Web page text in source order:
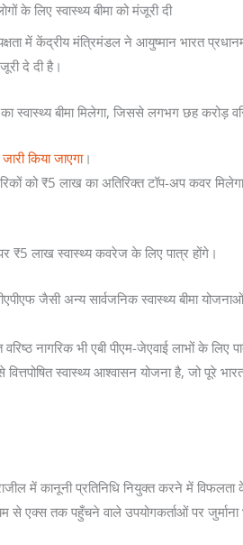
लिए स्वास्थ्य बीमा को मंजूरी दी
में केंद्रीय मंत्रिमंडल ने आयुष्मान भारत
दे दी है।
बीमा मिलेगा, जिससे लगभग छह करोड़
किया जाएगा।
को ₹5 लाख का अतिरिक्त टॉप-अप कवर
₹5 लाख स्वास्थ्य कवरेज के लिए पात्र होंगे।
जैसी अन्य सार्वजनिक स्वास्थ्य बीमा
नागरिक भी एबी पीएम-जेएवाई लाभों के लिए
स्वास्थ्य आश्वासन योजना है, जो पूरे
में कानूनी प्रतिनिधि नियुक्त करने में विफलता
से एक्स तक पहुँचने वाले उपयोगकर्ताओं पर जुर्माना